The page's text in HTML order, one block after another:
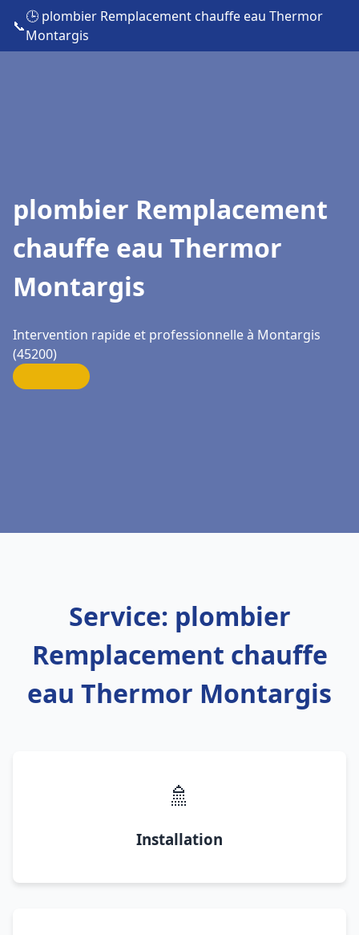
📞
🕒 plombier Remplacement chauffe eau Thermor
Montargis
plombier Remplacement
chauffe eau Thermor
Montargis
Intervention rapide et professionnelle à Montargis
(45200)
Service: plombier
Remplacement chauffe
eau Thermor Montargis
🚿
Installation